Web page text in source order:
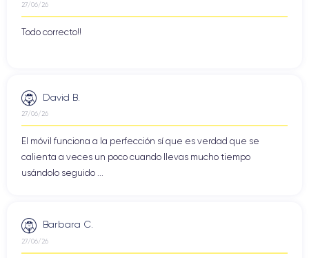
27/06/26
Todo correcto!!
David B.
27/06/26
El móvil funciona a la perfección sí que es verdad que se
calienta a veces un poco cuando llevas mucho tiempo
usándolo seguido ...
Barbara C.
27/06/26